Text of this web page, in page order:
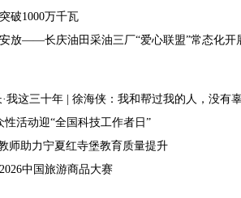
破1000万千瓦
放——长庆油田采油三厂“爱心联盟”常态化开
我这三十年 | 徐海侠：我和帮过我的人，没有
性活动迎“全国科技工作者日”
师助力宁夏红寺堡教育质量提升
中国旅游商品大赛